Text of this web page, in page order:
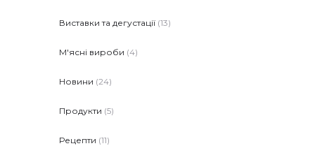
Виставки та дегустації (13)
М'ясні вироби (4)
Новини (24)
Продукти (5)
Рецепти (11)